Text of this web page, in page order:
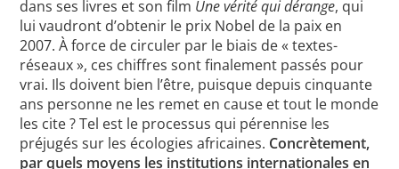
dans ses livres et son film Une vérité qui dérange, qui
lui vaudront d’obtenir le prix Nobel de la paix en
2007. À force de circuler par le biais de « textes-
réseaux », ces chiffres sont finalement passés pour
vrai. Ils doivent bien l’être, puisque depuis cinquante
ans personne ne les remet en cause et tout le monde
les cite ? Tel est le processus qui pérennise les
préjugés sur les écologies africaines. Concrètement,
par quels moyens les institutions internationales en